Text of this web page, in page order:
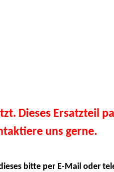
Dieses Ersatzteil
uns gerne.
bitte per E-Mail oder